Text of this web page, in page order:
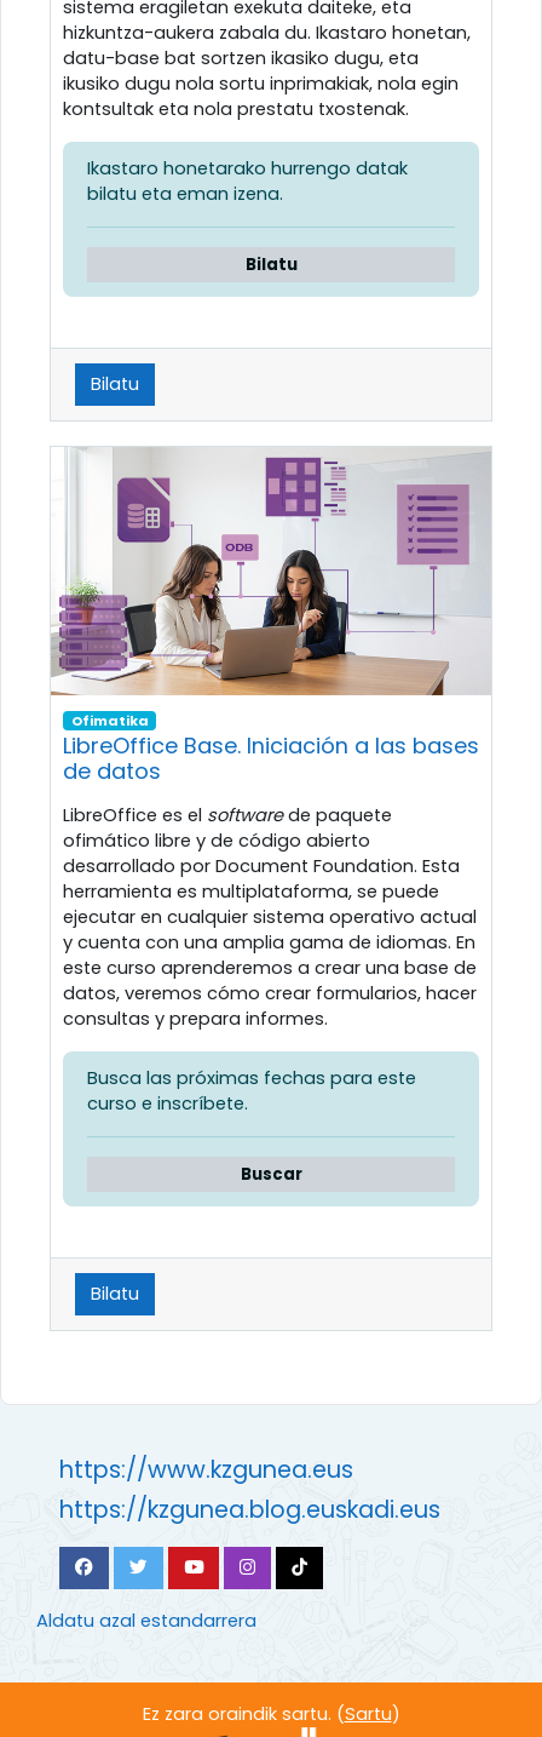
sistema eragiletan exekuta daiteke, eta
hizkuntza-aukera zabala du. Ikastaro honetan,
datu-base bat sortzen ikasiko dugu, eta
ikusiko dugu nola sortu inprimakiak, nola egin
kontsultak eta nola prestatu txostenak.
Ikastaro honetarako hurrengo datak
bilatu eta eman izena.
Bilatu
Bilatu
Ofimatika
LibreOffice Base. Iniciación a las bases
de datos
LibreOffice es el softwarede paquete
ofimático libre y de código abierto
desarrollado por Document Foundation. Esta
herramienta es multiplataforma, se puede
ejecutar en cualquier sistema operativo actual
y cuenta con una amplia gama de idiomas. En
este curso aprenderemos a crear una base de
datos, veremos cómo crear formularios, hacer
consultas y prepara informes.
Busca las próximas fechas para este
curso e inscríbete.
Buscar
Bilatu
https://www.kzgunea.eus
https://kzgunea.blog.euskadi.eus
Aldatu azal estandarrera
Ez zara oraindik sartu. (Sartu)